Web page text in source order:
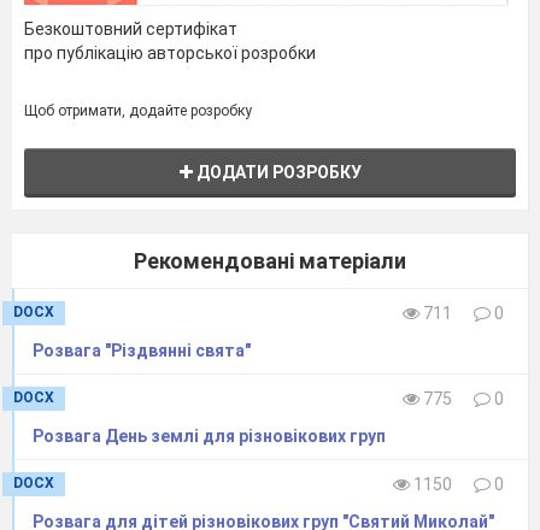
Безкоштовний сертифікат
про публікацію авторської розробки
Щоб отримати, додайте розробку
ДОДАТИ РОЗРОБКУ
Рекомендовані матеріали
DOCX 711
0
Розвага "Різдвянні свята"
DOCX 775
0
Розвага День землі для різновікових груп
DOCX 1150
0
Розвага для дітей різновікових груп "Святий Миколай"